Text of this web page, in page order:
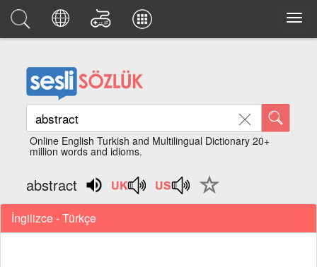
Online English Turkish and Multilingual Dictionary 20+
million words and idioms.
abstract
İngilizce - Türkçe